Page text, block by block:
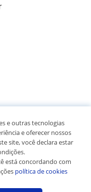
alunos
particulares
particulares
e outras tecnologias
e oferecer nossos
site, você declara estar
está concordando com
política de cookies